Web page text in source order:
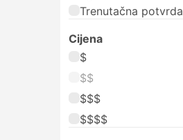
Trenutačna
Cijena
$
$$
$$$
$$$$